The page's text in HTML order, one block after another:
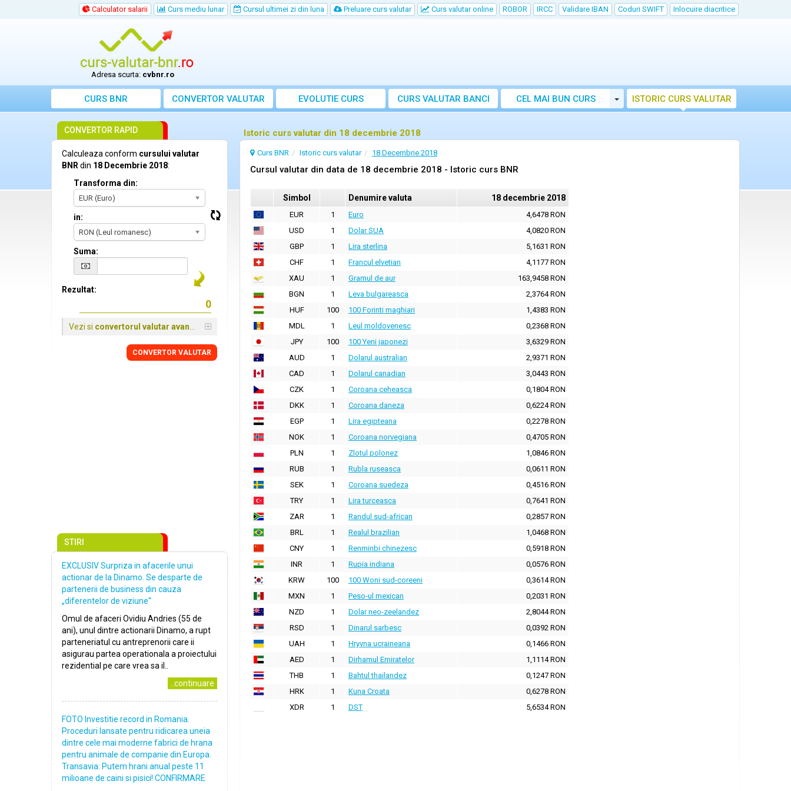
Calculator salarii Curs mediu lunar Cursul ultimei zi din luna Preluare curs valutar Curs valutar online ROBOR IRCC Validare IBAN Coduri SWIFT Inlocuire diacritice
Adresa scurta: cvbnr.ro
CURS BNR CONVERTOR VALUTAR EVOLUTIE CURS CURS VALUTAR BANCI CEL MAI BUN CURS Toggle Dropdown
ISTORIC CURS VALUTAR
Istoric curs valutar din 18 decembrie 2018
Curs BNR Istoric curs valutar 18 Decembrie 2018
Cursul valutar din data de 18 decembrie 2018 - Istoric curs BNR
Simbol Denumire valuta 18 decembrie 2018
EUR 1 Euro
4,6478 RON
USD
1 Dolar SUA
4,0820 RON
GBP
1 Lira sterlina
5,1631 RON
CHF
1 Francul elvetian
4,1177 RON
XAU
1 Gramul de aur
163,9458 RON
BGN
1 Leva bulgareasca
2,3764 RON
HUF
100 100 Forinti maghiari
1,4383 RON
MDL
1 Leul moldovenesc
0,2368 RON
JPY
100 100 Yeni japonezi
3,6329 RON
AUD
1 Dolarul australian
2,9371 RON
CAD
1 Dolarul canadian
3,0443 RON
CZK
1 Coroana ceheasca
0,1804 RON
DKK
1 Coroana daneza
0,6224 RON
EGP
1 Lira egipteana
0,2278 RON
NOK
1 Coroana norvegiana
0,4705 RON
PLN
1 Zlotul polonez
1,0846 RON
RUB
1 Rubla ruseasca
0,0611 RON
SEK
1 Coroana suedeza
0,4516 RON
TRY
1 Lira turceasca
0,7641 RON
ZAR
1 Randul sud-african
0,2857 RON
BRL
1 Realul brazilian
1,0468 RON
CNY
1 Renminbi chinezesc
0,5918 RON
INR
1 Rupia indiana
0,0576 RON
KRW
100 100 Woni sud-coreeni
0,3614 RON
MXN
1 Peso-ul mexican
0,2031 RON
NZD
1 Dolar neo-zeelandez
2,8044 RON
RSD
1 Dinarul sarbesc
0,0392 RON
UAH
1 Hryvna ucraineana
0,1466 RON
AED
1 Dirhamul Emiratelor
1,1114 RON
THB
1 Bahtul thailandez
0,1247 RON
HRK
1 Kuna Croata
0,6278 RON
XDR
1 DST 5,6534 RON
CONVERTOR RAPID
Calculeaza conform cursului valutar
BNR din 18 Decembrie 2018:
Transforma din:
EUR (Euro)
in:
RON (Leul romanesc)
Suma:
Rezultat:
Vezi si convertorul valutar avansat
CONVERTOR VALUTAR
STIRI
EXCLUSIV Surpriza in afacerile unui
actionar de la Dinamo. Se desparte de
partenerii de business din cauza
„diferentelor de viziune“
Omul de afaceri Ovidiu Andries (55 de
ani), unul dintre actionarii Dinamo, a rupt
parteneriatul cu antreprenorii care ii
asigurau partea operationala a proiectului
rezidential pe care vrea sa il..
..continuare
FOTO Investitie record in Romania.
Proceduri lansate pentru ridicarea uneia
dintre cele mai moderne fabrici de hrana
pentru animale de companie din Europa.
Transavia: Putem hrani anual peste 11
milioane de caini si pisici! CONFIRMARE